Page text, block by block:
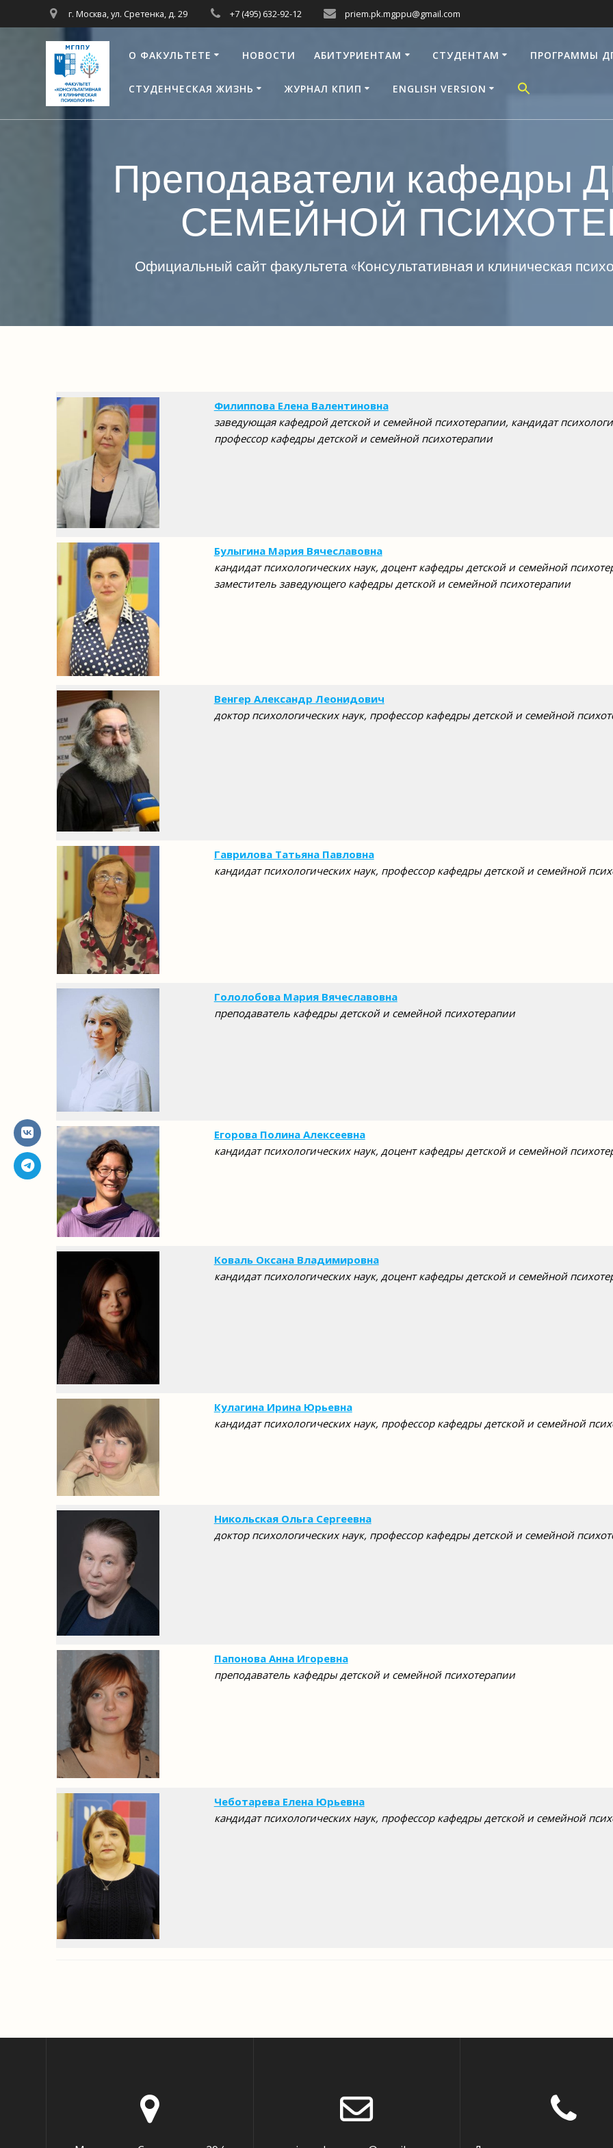
к
контенту
г. Москва, ул. Сретенка, д. 29 +7 (495) 632-92-12 priem.pk.mgppu@gmail.com
О ФАКУЛЬТЕТЕ НОВОСТИ АБИТУРИЕНТАМ СТУДЕНТАМ ПРОГРАММЫ
СТУДЕНЧЕСКАЯ ЖИЗНЬ ЖУРНАЛ КПИП ENGLISH VERSION
Преподаватели кафедры
СЕМЕЙНОЙ
Официальный сайт факультета «Консультативная и клиническая
Филиппова Елена Валентиновна
заведующая кафедрой детской и семейной психотерапии, кандидат
профессор кафедры детской и семейной психотерапии
Булыгина Мария Вячеславовна
кандидат психологических наук, доцент кафедры детской и семейной
заместитель заведующего кафедры детской и семейной психотерапии
Венгер Александр Леонидович
доктор психологических наук, профессор кафедры детской и семейной
Гаврилова Татьяна Павловна
кандидат психологических наук, профессор кафедры детской и семейной
Гололобова Мария Вячеславовна
преподаватель кафедры детской и семейной психотерапии
Егорова Полина Алексеевна
кандидат психологических наук, доцент кафедры детской и семейной
Коваль Оксана Владимировна
кандидат психологических наук, доцент кафедры детской и семейной
Кулагина Ирина Юрьевна
кандидат психологических наук, профессор кафедры детской и семейной
Никольская Ольга Сергеевна
доктор психологических наук, профессор кафедры детской и семейной
Папонова Анна Игоревна
преподаватель кафедры детской и семейной психотерапии
Чеботарева Елена Юрьевна
кандидат психологических наук, профессор кафедры детской и семейной